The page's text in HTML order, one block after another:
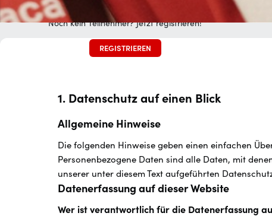
Noch kein Teilnehmer? Jetzt registrieren!
REGISTRIEREN
1. Datenschutz auf einen Blick
Allgemeine Hinweise
Die folgenden Hinweise geben einen einfachen
Personenbezogene Daten sind alle Daten, mit
unserer unter diesem Text aufgeführten
Datenerfassung auf dieser Website
Wer ist verantwortlich für die Datenerfassung